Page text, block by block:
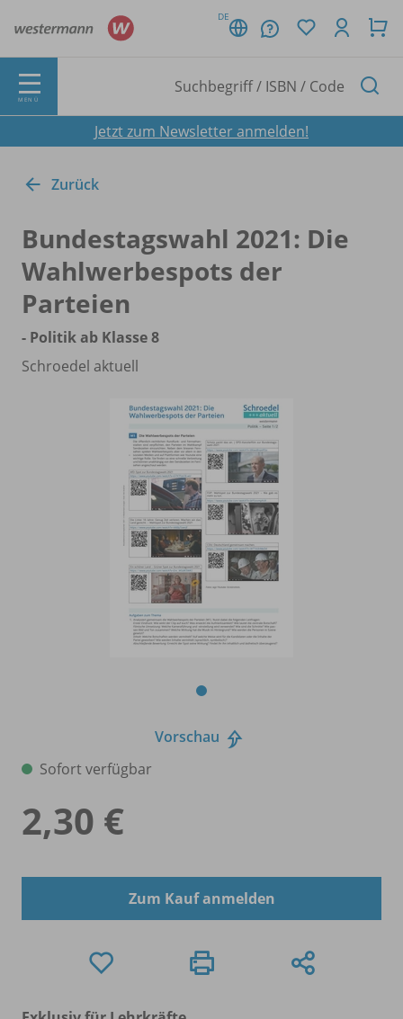
DE
MENÜ
Jetzt zum Newsletter anmelden!
Zurück
Bundestagswahl 2021: Die
Wahlwerbespots der
Parteien
- Politik ab Klasse 8
Schroedel aktuell
Vorschau
Sofort verfügbar
2,30 €
Zum Kauf anmelden